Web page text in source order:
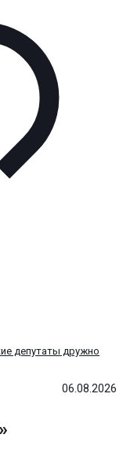
06.08.2026
депутаты дружно